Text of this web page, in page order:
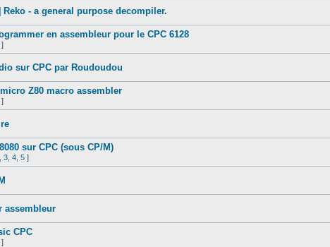
Reko - a general purpose decompiler.
en assembleur pour le CPC 6128
]
sur CPC par Roudoudou
micro Z80 macro assembler
]
sur CPC (sous CP/M)
3 4 5 ]
assembleur
CPC
]